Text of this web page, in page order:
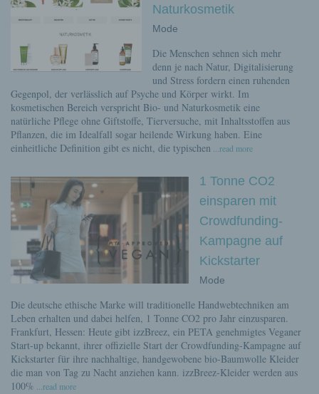
Naturkosmetik
Mode
Die Menschen sehnen sich mehr
denn je nach Natur, Digitalisierung
und Stress fordern einen ruhenden
Gegenpol, der verlässlich auf Psyche und Körper wirkt. Im
kosmetischen Bereich verspricht Bio- und Naturkosmetik eine
natürliche Pflege ohne Giftstoffe, Tierversuche, mit Inhaltsstoffen aus
Pflanzen, die im Idealfall sogar heilende Wirkung haben. Eine
einheitliche Definition gibt es nicht, die typischen ...read more
1 Tonne CO2
einsparen mit
Crowdfunding-
Kampagne auf
Kickstarter
Mode
Die deutsche ethische Marke will traditionelle Handwebtechniken am
Leben erhalten und dabei helfen, 1 Tonne CO2 pro Jahr einzusparen.
Frankfurt, Hessen: Heute gibt izzBreez, ein PETA genehmigtes Veganer
Start-up bekannt, ihrer offizielle Start der Crowdfunding-Kampagne auf
Kickstarter für ihre nachhaltige, handgewobene bio-Baumwolle Kleider
die man von Tag zu Nacht anziehen kann. izzBreez-Kleider werden aus
100%
...read more